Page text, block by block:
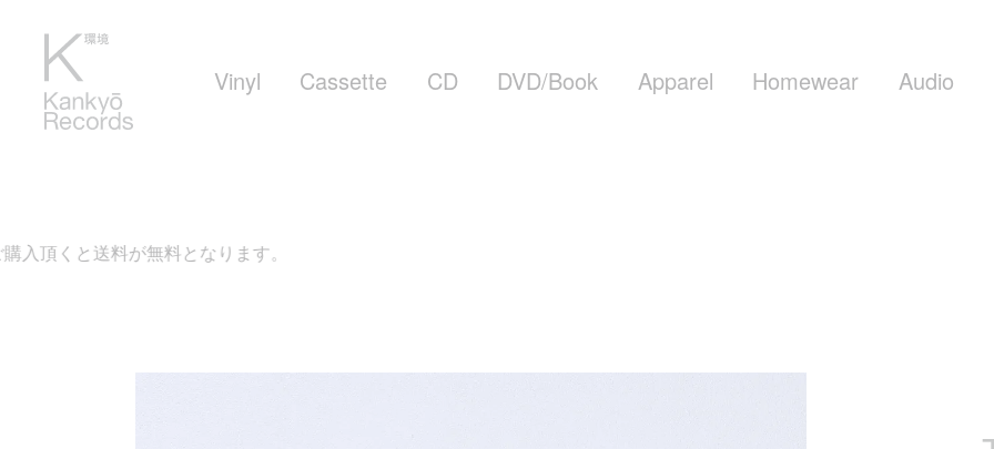
Vinyl Cassette CD DVD/Book Apparel Homewear Audio
料となります。